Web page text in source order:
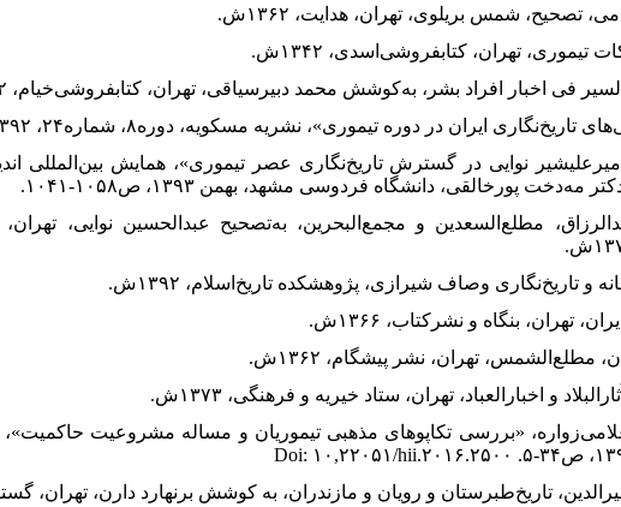
نوایی در گسترش ‌تاریخ‌نگاری عصر تیموری»، همایش‌ بین‌المللی
پورخالقی، دانشگاه فردوسی مشهد، بهمن ۱۳۹۳، ص۱۰۵۸-۱۰۴۱.
مطلع‌السعدین و مجمع‌البحرین، به‌تصحیح عبدالحسین‌ نوایی،
«بررسی تکاپوهای‌ مذهبی ‌تیموریان و مساله ‌مشروعیت‌ حاکمیت»،